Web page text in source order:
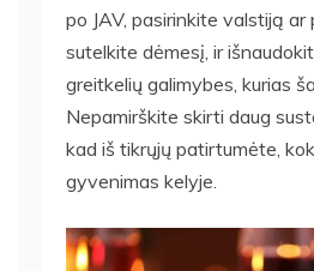
po JAV, pasirinkite valstiją ar
sutelkite dėmesį, ir
greitkelių galimybes, kurias
Nepamirškite skirti daug
kad iš tikrųjų patirtumėte,
gyvenimas kelyje.